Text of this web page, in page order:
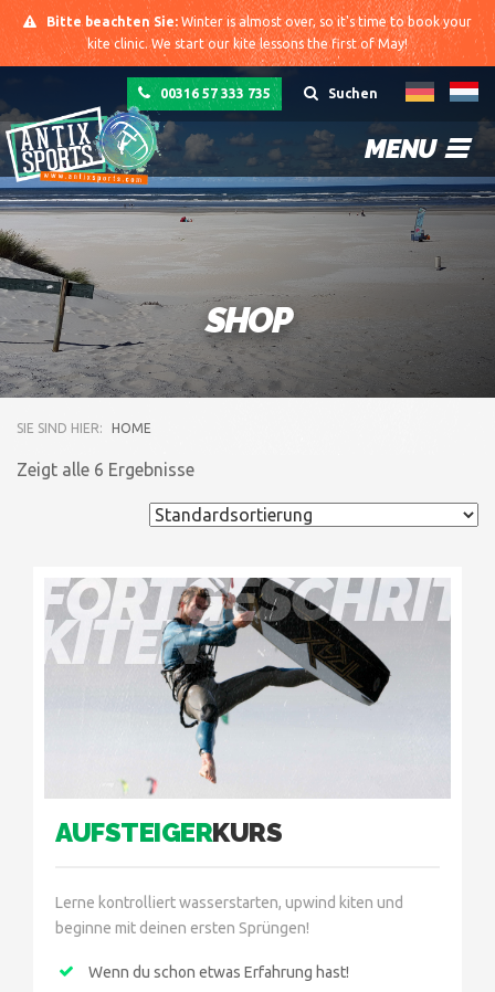
Bitte beachten Sie: Winter is almost over, so it's time to book your
kite clinic. We start our kite lessons the first of May!
Suchen
00316 57 333 735
MENU
SHOP
SIE SIND HIER: HOME
Zeigt alle 6 Ergebnisse
KITEN
AUFSTEIGERKURS
Lerne kontrolliert wasserstarten, upwind kiten und
beginne mit deinen ersten Sprüngen!
Wenn du schon etwas Erfahrung hast!